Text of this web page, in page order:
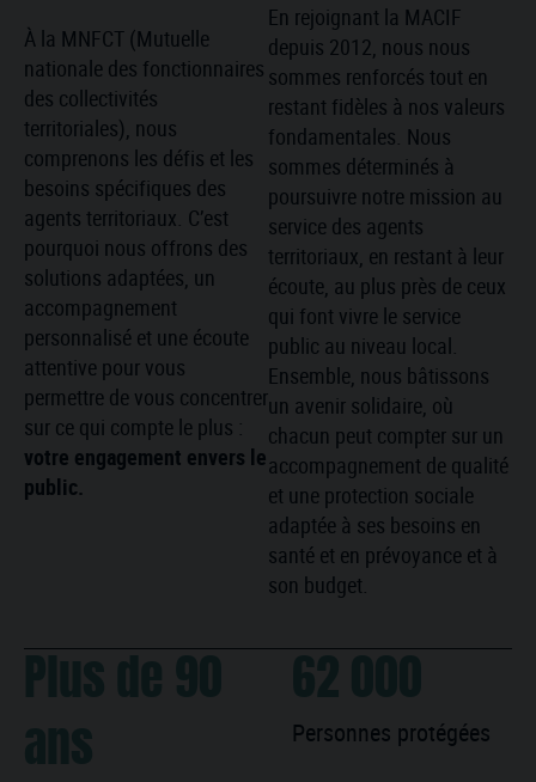
À la MNFCT (Mutuelle
nationale des fonctionnaires
des collectivités
territoriales), nous
comprenons les défis et les
besoins spécifiques des
agents territoriaux. C’est
pourquoi nous offrons des
solutions adaptées, un
accompagnement
personnalisé et une écoute
attentive pour vous
permettre de vous concentrer
sur ce qui compte le plus :
votre engagement envers le
public.
En rejoignant la MACIF
depuis 2012, nous nous
sommes renforcés tout en
restant fidèles à nos valeurs
fondamentales. Nous
sommes déterminés à
poursuivre notre mission au
service des agents
territoriaux, en restant à leur
écoute, au plus près de ceux
qui font vivre le service
public au niveau local.
Ensemble, nous bâtissons
un avenir solidaire, où
chacun peut compter sur un
accompagnement de qualité
et une protection sociale
adaptée à ses besoins en
santé et en prévoyance et à
son budget.
Personnes protégées